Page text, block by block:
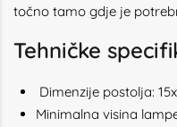
točno tamo gdje je
Tehničke
Dimenzije postolja:
Minimalna visina